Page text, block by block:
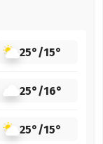
25°/15°
25°/16°
25°/15°